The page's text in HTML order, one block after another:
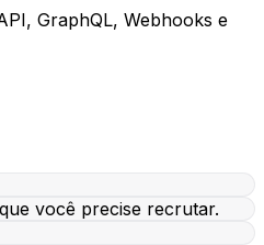
GraphQL, Webhooks e
você precise recrutar.